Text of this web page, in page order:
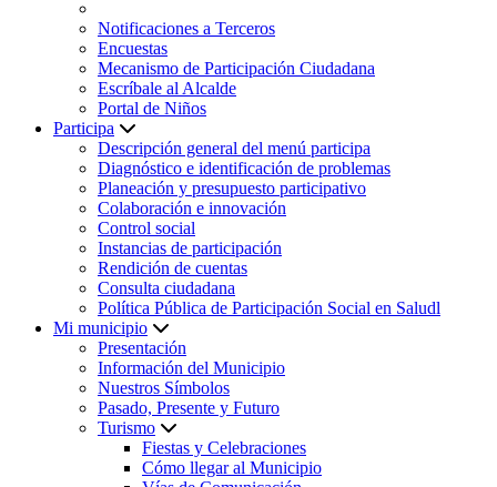
Notificaciones a Terceros
Encuestas
Mecanismo de Participación Ciudadana
Escríbale al Alcalde
Portal de Niños
Participa
Descripción general del menú participa
Diagnóstico e identificación de problemas
Planeación y presupuesto participativo
Colaboración e innovación
Control social
Instancias de participación
Rendición de cuentas
Consulta ciudadana
Política Pública de Participación Social en Saludl
Mi municipio
Presentación
Información del Municipio
Nuestros Símbolos
Pasado, Presente y Futuro
Turismo
Fiestas y Celebraciones
Cómo llegar al Municipio